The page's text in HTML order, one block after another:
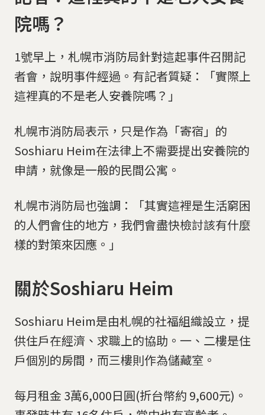
院嗎？
1號早上，札幌市消防局針對這起事件召開記
者會，說明事件經過。有記者質疑：「實際上
這裡真的不是老人安養院嗎？」
札幌市消防局表示，只是作為「寄宿」的
Soshiaru Heim在法律上不需要提出安養院的
申請，就像是一般的民間公寓。
札幌市消防局也強調：「其實這裡是生活窮困
的人們會住的地方，我們會盡快檢討該有什麼
樣的對策來因應。」
關於Soshiaru Heim
Soshiaru Heim是由札幌的社福組織設立，提
供住戶在經濟、求職上的協助。一、二樓是住
戶個別的房間，而三樓則作為儲藏室。
每月租金 3萬6,000日圓(折台幣約 9,600元)。